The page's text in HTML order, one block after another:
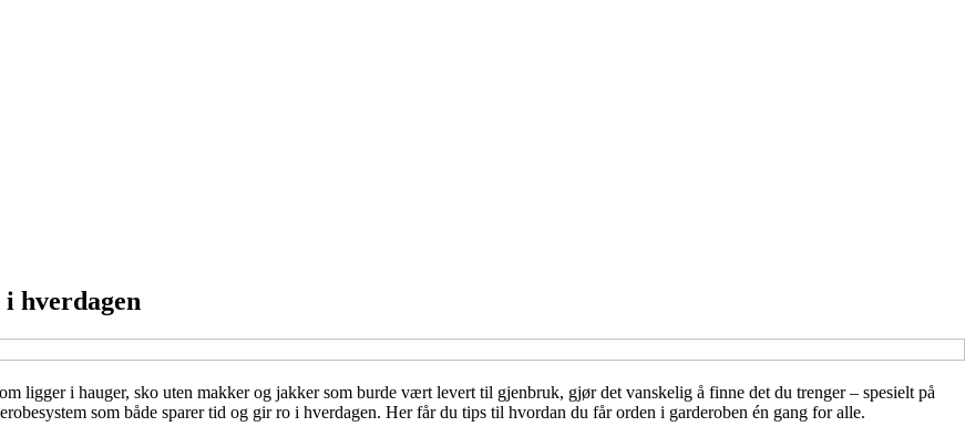
hverdagen
ligger i hauger, sko uten makker og jakker som burde vært levert til gjenbruk, gjør det vanskelig å finne det du trenger – spesielt på
som både sparer tid og gir ro i hverdagen. Her får du tips til hvordan du får orden i garderoben én gang for alle.